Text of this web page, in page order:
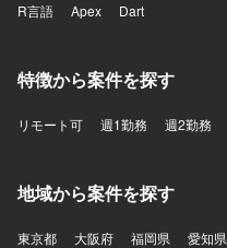
R言語
Apex Dart
特徴から案件を探す
リモート可 週1勤務 週2勤務
地域から案件を探す
東京都 大阪府 福岡県 愛知県